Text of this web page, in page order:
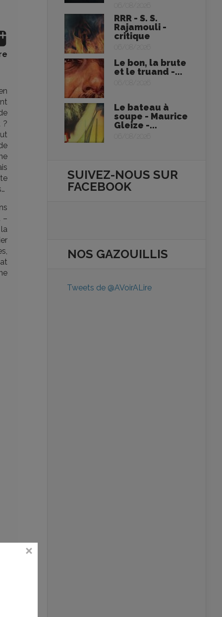
?
–
06/08/2026
RRR - S. S.
Rajamouli -
critique
06/08/2026
Le bon, la brute
et le truand -...
06/08/2026
Le bateau à
soupe - Maurice
Gleize -...
06/08/2026
SUIVEZ-NOUS SUR
FACEBOOK
NOS GAZOUILLIS
Tweets de @AVoirALire